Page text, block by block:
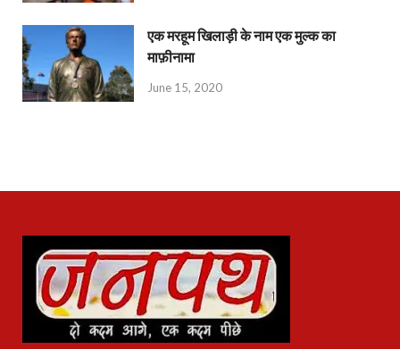
एक मरहूम खिलाड़ी के नाम एक मुल्क का
माफ़ीनामा
June 15, 2020